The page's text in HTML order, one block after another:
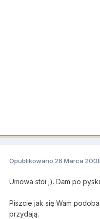
Opublikowano 26 Marca
Umowa stoi ;). Dam po
Piszcie jak się Wam
przydają.